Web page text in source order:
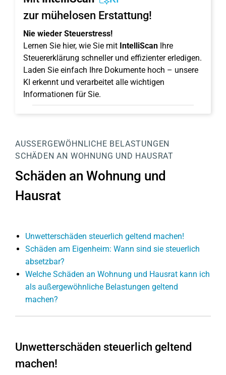
zur mühelosen Erstattung!
Nie wieder Steuerstress!
Lernen Sie hier, wie Sie mit IntelliScan Ihre
Steuererklärung schneller und effizienter erledigen.
Laden Sie einfach Ihre Dokumente hoch – unsere
KI erkennt und verarbeitet alle wichtigen
Informationen für Sie.
AUSSERGEWÖHNLICHE BELASTUNGEN
SCHÄDEN AN WOHNUNG UND HAUSRAT
Schäden an Wohnung und
Hausrat
Unwetterschäden steuerlich geltend machen!
Schäden am Eigenheim: Wann sind sie steuerlich
absetzbar?
Welche Schäden an Wohnung und Hausrat kann ich
als außergewöhnliche Belastungen geltend
machen?
Unwetterschäden steuerlich geltend
machen!